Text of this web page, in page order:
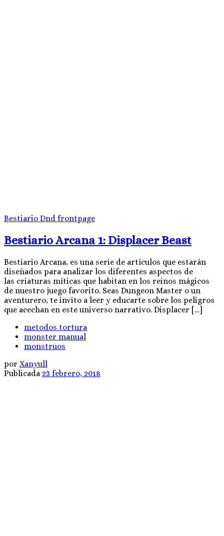
Bestiario Dnd frontpage
Bestiario Arcana 1: Displacer Beast
Bestiario Arcana, es una serie de artículos que estarán
diseñados para analizar los diferentes aspectos de
las criaturas míticas que habitan en los reinos mágicos
de nuestro juego favorito. Seas Dungeon Master o un
aventurero, te invito a leer y educarte sobre los peligros
que acechan en este universo narrativo. Displacer […]
metodos tortura
monster manual
monstruos
por Xanyull
Publicada 23 febrero, 2018